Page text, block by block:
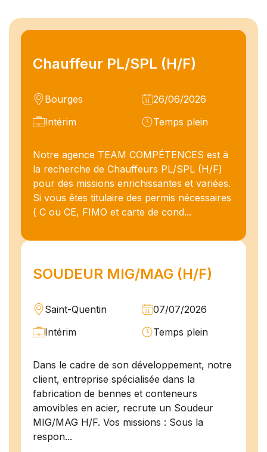
Chauffeur PL/SPL (H/F)
Bourges
26/06/2026
Intérim
Temps plein
Notre agence TEAM COMPÉTENCES est à
la recherche de Chauffeurs PL/SPL (H/F)
pour des missions enrichissantes et variées.
Si vous êtes titulaire des permis nécessaires
( C ou CE, FIMO et carte de cond...
SOUDEUR MIG/MAG (H/F)
Saint-Quentin
07/07/2026
Intérim
Temps plein
Dans le cadre de son développement, notre
client, entreprise spécialisée dans la
fabrication de bennes et conteneurs
amovibles en acier, recrute un Soudeur
MIG/MAG H/F. Vos missions : Sous la
respon...